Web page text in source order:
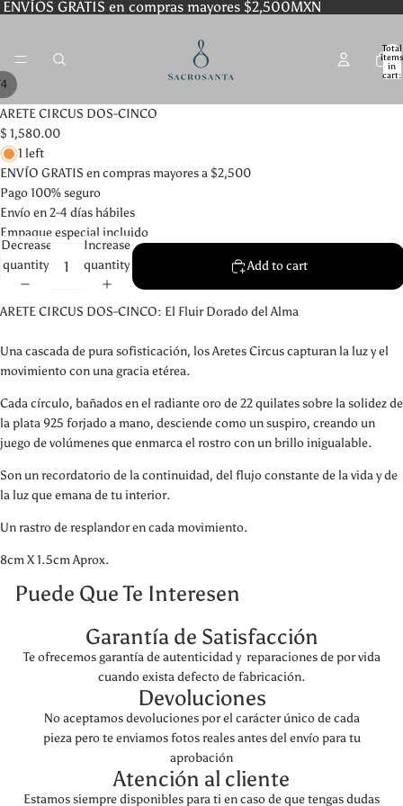
ENVÍOS GRATIS en compras mayores $2,500MXN
Total
items
in
cart:
4
ARETE CIRCUS DOS-CINCO
$ 1,580.00
1 left
ENVÍO GRATIS en compras mayores a $2,500
Pago 100% seguro
Envío en 2-4 días hábiles
Empaque especial incluido
Decrease
quantity
Increase
quantity
Add to cart
ARETE CIRCUS DOS-CINCO: El Fluir Dorado del Alma
Una cascada de pura sofisticación, los Aretes Circus capturan la luz y el
movimiento con una gracia etérea.
Cada círculo, bañados en el radiante oro de 22 quilates sobre la solidez de
la plata 925 forjado a mano, desciende como un suspiro, creando un
juego de volúmenes que enmarca el rostro con un brillo inigualable.
Son un recordatorio de la continuidad, del flujo constante de la vida y de
la luz que emana de tu interior.
Un rastro de resplandor en cada movimiento.
8cm X 1.5cm Aprox.
Puede Que Te Interesen
Garantía de Satisfacción
Te ofrecemos garantía de autenticidad y reparaciones de por vida
cuando exista defecto de fabricación.
Devoluciones
No aceptamos devoluciones por el carácter único de cada
pieza pero te enviamos fotos reales antes del envío para tu
aprobación
Atención al cliente
Estamos siempre disponibles para ti en caso de que tengas dudas